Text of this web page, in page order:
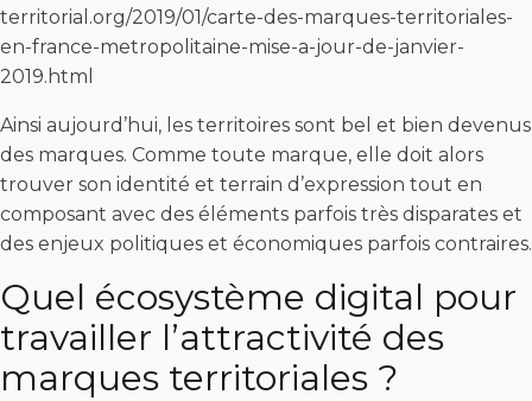
territorial.org/2019/01/carte-des-marques-territoriales-
en-france-metropolitaine-mise-a-jour-de-janvier-
2019.html
Ainsi aujourd’hui, les territoires sont bel et bien devenus
des marques. Comme toute marque, elle doit alors
trouver son identité et terrain d’expression tout en
composant avec des éléments parfois très disparates et
des enjeux politiques et économiques parfois contraires.
Quel écosystème digital pour
travailler l’attractivité des
marques territoriales ?